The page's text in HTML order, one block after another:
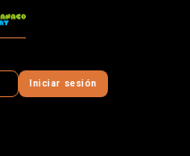
Iniciar sesión